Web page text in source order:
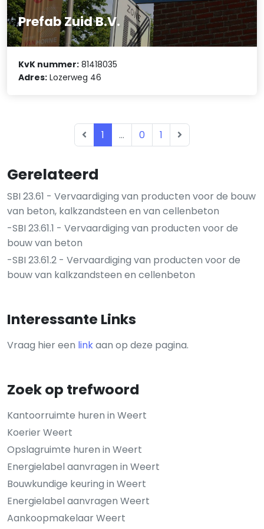
Gerelateerd
SBI 23.61 - Vervaardiging van producten voor de bouw
van beton, kalkzandsteen en van cellenbeton
-SBI 23.61.1 - Vervaardiging van producten voor de
bouw van beton
-SBI 23.61.2 - Vervaardiging van producten voor de
bouw van kalkzandsteen en cellenbeton
Interessante Links
Vraag hier een linkaan op deze pagina.
Zoek op trefwoord
Kantoorruimte huren in Weert
Koerier Weert
Opslagruimte huren in Weert
Energielabel aanvragen in Weert
Bouwkundige keuring in Weert
Energielabel aanvragen Weert
Aankoopmakelaar Weert
Prefab Zuid B.V.
KvK nummer: 81418035
Adres: Lozerweg 46
1 ... 0 1